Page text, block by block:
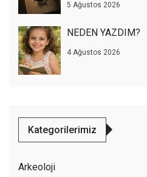
5 Ağustos 2026
NEDEN YAZDIM?
4 Ağustos 2026
Kategorilerimiz
Arkeoloji